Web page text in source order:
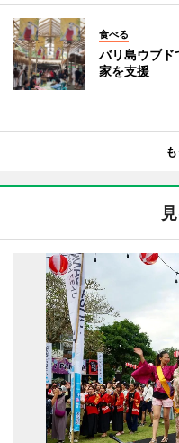
食べる
バリ島ウブ
家を支援